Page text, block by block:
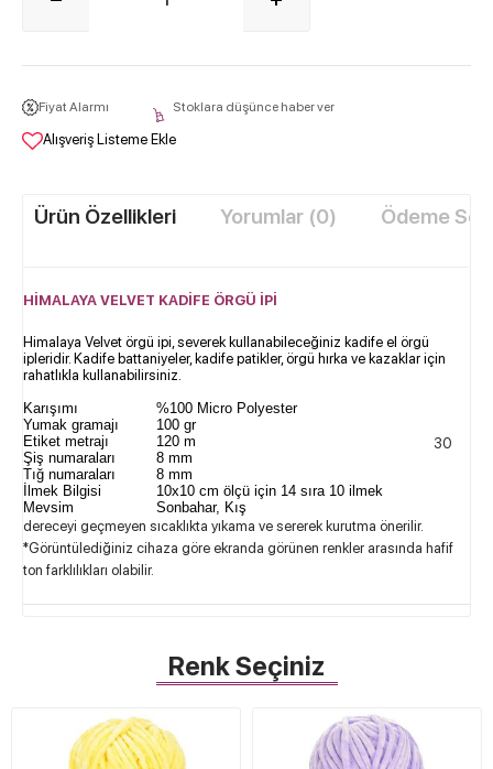
Fiyat Alarmı Stoklara düşünce haber ver
Alışveriş Listeme Ekle
Ürün Özellikleri Yorumlar (0) Ödeme
HİMALAYA VELVET KADİFE ÖRGÜ İPİ​
Himalaya Velvet örgü ipi, severek kullanabileceğiniz kadife el örgü
ipleridir. Kadife battaniyeler, kadife patikler, örgü hırka ve kazaklar için
rahatlıkla kullanabilirsiniz.
Karışımı
%100 Micro Polyester
Yumak gramajı
100 gr
Etiket metrajı
120 m
Şiş numaraları
8 mm
Tığ numaraları
8 mm
İlmek Bilgisi
10x10 cm ölçü için 14 sıra 10 ilmek
Mevsim
Sonbahar, Kış
30
dereceyi geçmeyen sıcaklıkta yıkama ve sererek kurutma önerilir.
*Görüntülediğiniz cihaza göre ekranda görünen renkler arasında hafif
ton farklılıkları olabilir.
Renk Seçiniz